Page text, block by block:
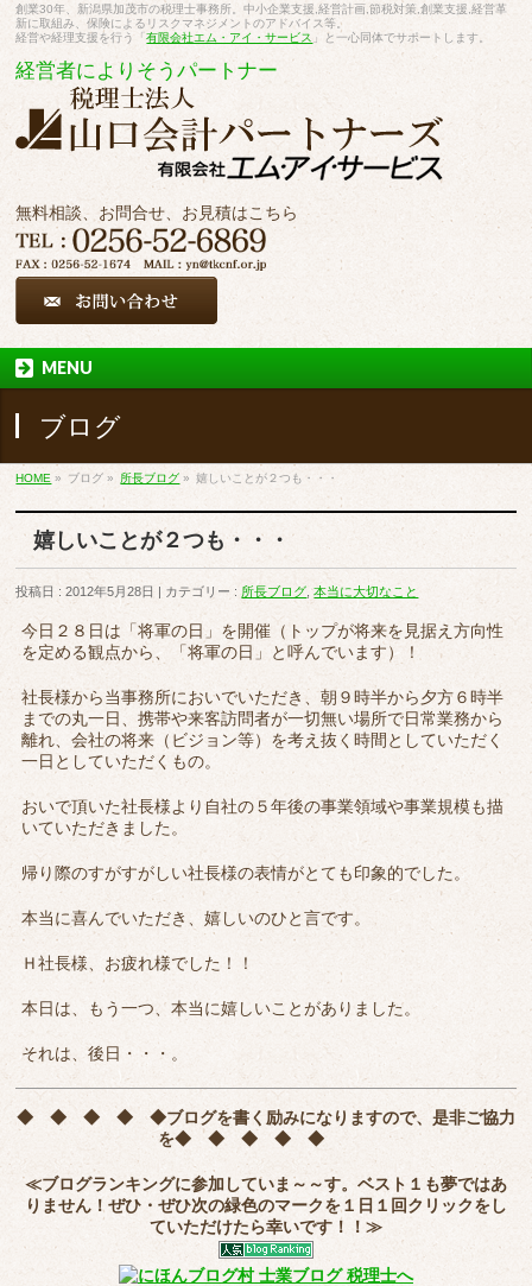
創業30年、新潟県加茂市の税理士事務所。中小企業支援,経営計画,節税対策,創業支援,経営革
新に取組み、保険によるリスクマネジメントのアドバイス等。
経営や経理支援を行う「有限会社エム・アイ・サービス 」と一心同体でサポートします。
経営者によりそうパートナー
無料相談、お問合せ、お見積はこちら
MENU
ブログ
HOME » ブログ » 所長ブログ » 嬉しいことが２つも・・・
嬉しいことが２つも・・・
投稿日 : 2012年5月28日 カテゴリー : 所長ブログ ,本当に大切なこと
今日２８日は「将軍の日」を開催（トップが将来を見据え方向性
を定める観点から、「将軍の日」と呼んでいます）！
社長様から当事務所においでいただき、朝９時半から夕方６時半
までの丸一日、携帯や来客訪問者が一切無い場所で日常業務から
離れ、会社の将来（ビジョン等）を考え抜く時間としていただく
一日としていただくもの。
おいで頂いた社長様より自社の５年後の事業領域や事業規模も描
いていただきました。
帰り際のすがすがしい社長様の表情がとても印象的でした。
本当に喜んでいただき、嬉しいのひと言です。
Ｈ社長様、お疲れ様でした！！
本日は、もう一つ、本当に嬉しいことがありました。
それは、後日・・・。
◆ ◆ ◆ ◆ ◆ブログを書く励みになりますので、是非ご協力
を◆ ◆ ◆ ◆ ◆
≪ブログランキングに参加していま～～す。ベスト１も夢ではあ
りません！ぜひ・ぜひ次の緑色のマークを１日１回クリックをし
ていただけたら幸いです！！≫